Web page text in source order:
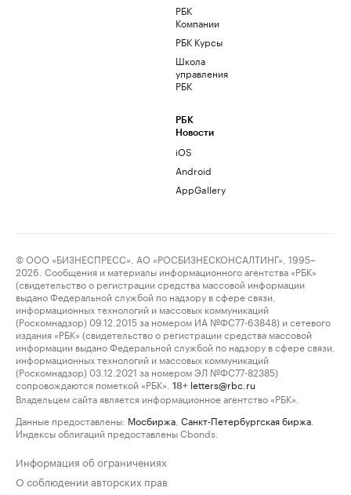
РБК
Компании
РБК Курсы
Школа
управления
РБК
РБК
Новости
iOS
Android
AppGallery
© ООО «БИЗНЕСПРЕСС», АО «РОСБИЗНЕСКОНСАЛТИНГ», 1995–
2026. Сообщения и материалы информационного агентства «РБК»
(свидетельство о регистрации средства массовой информации
выдано Федеральной службой по надзору в сфере связи,
информационных технологий и массовых коммуникаций
(Роскомнадзор) 09.12.2015 за номером ИА №ФС77-63848) и сетевого
издания «РБК» (свидетельство о регистрации средства массовой
информации выдано Федеральной службой по надзору в сфере связи,
информационных технологий и массовых коммуникаций
(Роскомнадзор) 03.12.2021 за номером ЭЛ №ФС77-82385)
сопровождаются пометкой «РБК».
18+ letters@rbc.ru
Владельцем сайта является информационное агентство «РБК».
Данные предоставлены: Мосбиржа Санкт-Петербургская биржа
Индексы облигаций предоставлены Cbonds.
Информация об ограничениях
О соблюдении авторских прав